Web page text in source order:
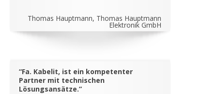
Thomas Hauptmann, Thomas Hauptmann
Elektronik GmbH
“Fa. Kabelit, ist ein kompetenter
Partner mit technischen
Lösungsansätze.”